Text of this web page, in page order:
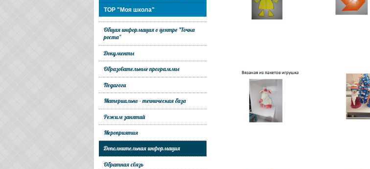
ТОР "Моя школа"
Общая информация о центре "Точка
роста"
Документы
Образовательные программы
Педагоги
Материально - техническая база
Режим занятий
Мероприятия
Дополнительная информация
Обратная связь